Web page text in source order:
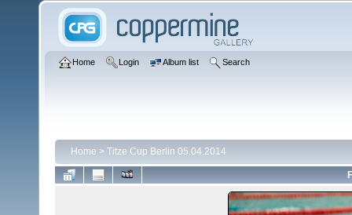
Home Login Album list Search
Home > Titze Cup Berlin 05.04.2014